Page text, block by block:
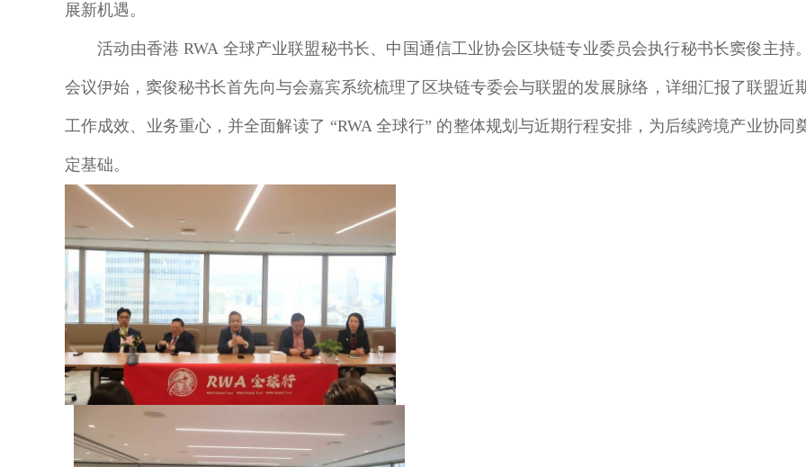
展新机遇。
活动由香港 RWA 全球产业联盟秘书长、中国通信工业协会区块链专业委员会执行秘书长窦俊主持
会议伊始，窦俊秘书长首先向与会嘉宾系统梳理了区块链专委会与联盟的发展脉络，详细汇报了联盟近
工作成效、业务重心，并全面解读了 “RWA 全球行” 的整体规划与近期行程安排，为后续跨境产业协同
定基础。